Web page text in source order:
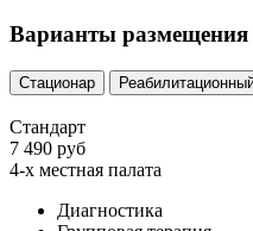
Варианты размещения
Стационар
Стандарт
7 490 руб
4-х местная палата
Диагностика